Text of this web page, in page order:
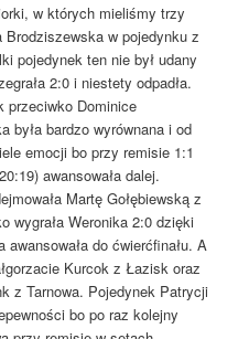
w których mieliśmy trzy
Brodziszewska w pojedynku z
pojedynek ten nie był udany
2:0 i niestety odpadła.
przeciwko Dominice
była bardzo wyrównana i od
emocji bo przy remisie 1:1
awansowała dalej.
Martę Gołębiewską z
wygrała Weronika 2:0 dzięki
do ćwierćfinału. A
Kurcok z Łazisk oraz
z Tarnowa. Pojedynek Patrycji
bo po raz kolejny